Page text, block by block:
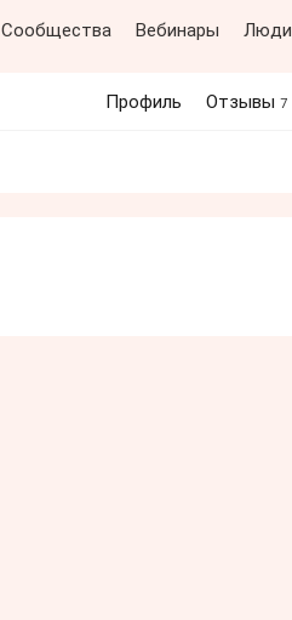
Сообщества Вебинары Люди
Профиль Отзывы 7